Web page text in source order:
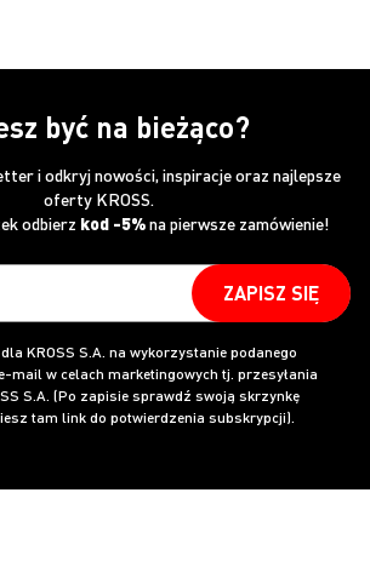
być na bieżąco?
i odkryj nowości, inspiracje oraz najlepsze
oferty KROSS.
odbierz kod -5%na pierwsze zamówienie!
ZAPISZ SIĘ
KROSS S.A. na wykorzystanie podanego
mail w celach marketingowych tj. przesyłania
S.A. (Po zapisie sprawdź swoją skrzynkę
tam link do potwierdzenia subskrypcji).